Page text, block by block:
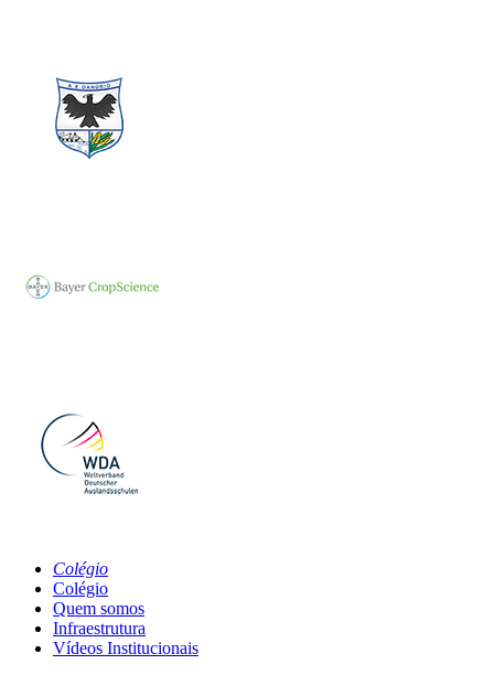
Colégio
Colégio
Quem somos
Infraestrutura
Vídeos Institucionais